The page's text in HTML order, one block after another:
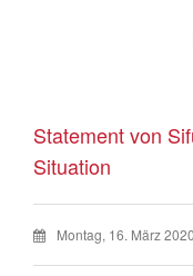
Statement von
Situation
Montag, 16. März 2020